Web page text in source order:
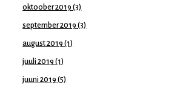
oktoober 2019 (3)
september 2019 (3)
august 2019 (1)
juuli 2019 (1)
juuni 2019 (5)